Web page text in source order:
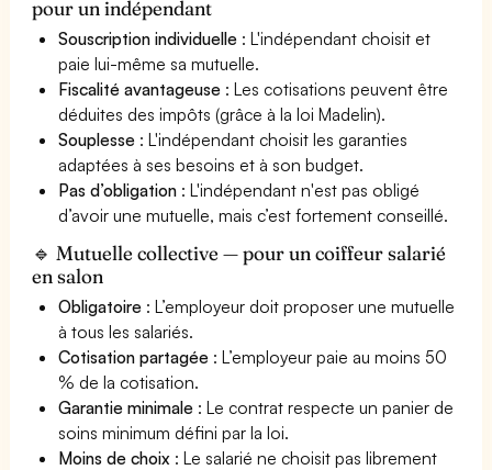
pour un indépendant
Souscription individuelle : L'indépendant choisit et
paie lui-même sa mutuelle.
Fiscalité avantageuse : Les cotisations peuvent être
déduites des impôts (grâce à la loi Madelin).
Souplesse : L'indépendant choisit les garanties
adaptées à ses besoins et à son budget.
Pas d’obligation : L'indépendant n'est pas obligé
d’avoir une mutuelle, mais c’est fortement conseillé.
🔹 Mutuelle collective — pour un coiffeur salarié
en salon
Obligatoire : L’employeur doit proposer une mutuelle
à tous les salariés.
Cotisation partagée : L’employeur paie au moins 50
% de la cotisation.
Garantie minimale : Le contrat respecte un panier de
soins minimum défini par la loi.
Moins de choix : Le salarié ne choisit pas librement